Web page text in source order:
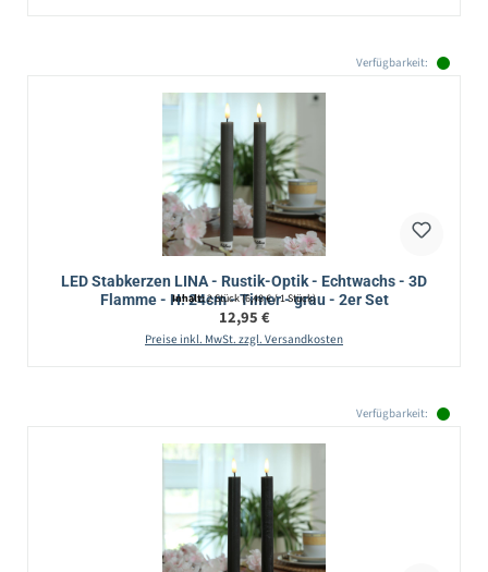
Verfügbarkeit:
LED Stabkerzen LINA - Rustik-Optik - Echtwachs - 3D
Flamme - H: 24cm - Timer - grau - 2er Set
Inhalt:2 Stück(6,48 € / 1 Stück)
Regulärer Preis:
12,95 €
Preise inkl. MwSt. zzgl. Versandkosten
Verfügbarkeit: